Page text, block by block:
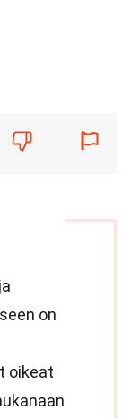
on
oikeat